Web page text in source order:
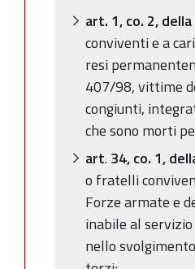
art. 1, co. 2,
conviventi e a
resi
407/98, vittime
congiunti,
che sono morti
art.34, co. 1,
o fratelli
Forze armate e
inabile al
nello